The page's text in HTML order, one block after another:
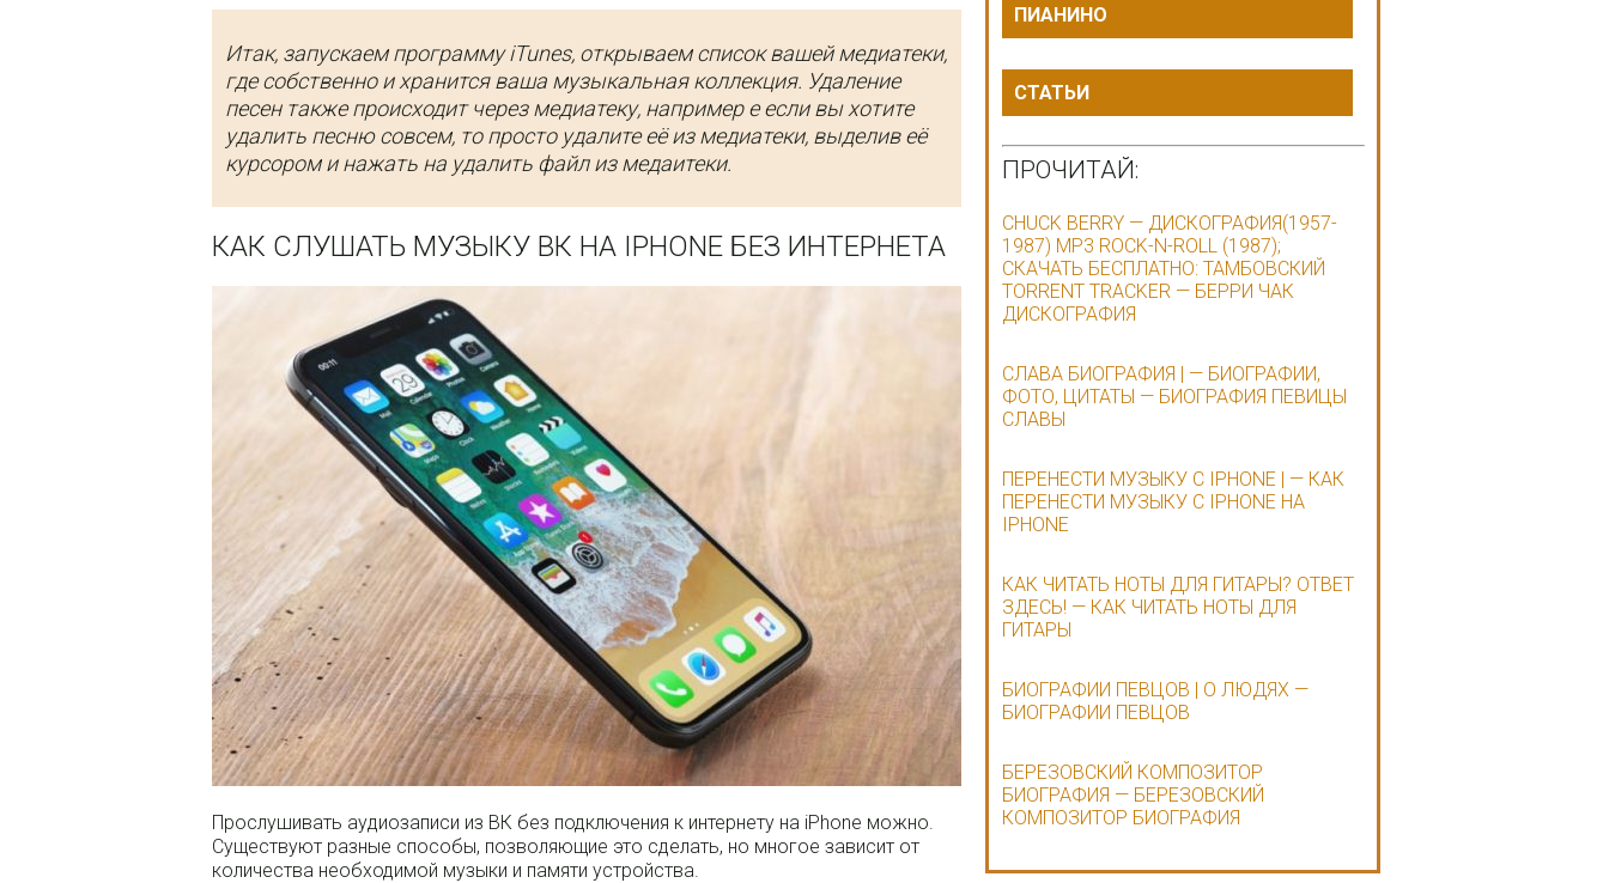
Итак, запускаем программу iTunes, открываем список вашей медиатеки,
где собственно и хранится ваша музыкальная коллекция. Удаление
песен также происходит через медиатеку, например е если вы хотите
удалить песню совсем, то просто удалите её из медиатеки, выделив её
курсором и нажать на удалить файл из медаитеки.
КАК СЛУШАТЬ МУЗЫКУ ВК НА IPHONE БЕЗ ИНТЕРНЕТА
Прослушивать аудиозаписи из ВК без подключения к интернету на iPhone можно.
Существуют разные способы, позволяющие это сделать, но многое зависит от
количества необходимой музыки и памяти устройства.
ПИАНИНО
СТАТЬИ
ПРОЧИТАЙ:
CHUCK BERRY — ДИСКОГРАФИЯ(1957-
1987) MP3 ROCK-N-ROLL (1987);
СКАЧАТЬ БЕСПЛАТНО: ТАМБОВСКИЙ
TORRENT TRACKER — БЕРРИ ЧАК
ДИСКОГРАФИЯ
СЛАВА БИОГРАФИЯ | — БИОГРАФИИ,
ФОТО, ЦИТАТЫ — БИОГРАФИЯ ПЕВИЦЫ
СЛАВЫ
ПЕРЕНЕСТИ МУЗЫКУ С IPHONE | — КАК
ПЕРЕНЕСТИ МУЗЫКУ С IPHONE НА
IPHONE
КАК ЧИТАТЬ НОТЫ ДЛЯ ГИТАРЫ? ОТВЕТ
ЗДЕСЬ! — КАК ЧИТАТЬ НОТЫ ДЛЯ
ГИТАРЫ
БИОГРАФИИ ПЕВЦОВ | О ЛЮДЯХ —
БИОГРАФИИ ПЕВЦОВ
БЕРЕЗОВСКИЙ КОМПОЗИТОР
БИОГРАФИЯ — БЕРЕЗОВСКИЙ
КОМПОЗИТОР БИОГРАФИЯ